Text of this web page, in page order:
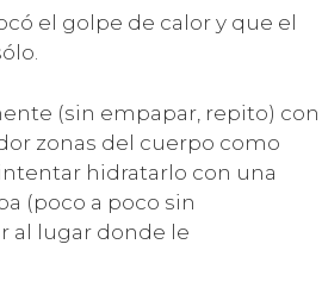
el golpe de calor y que el
(sin empapar, repito) con
zonas del cuerpo como
hidratarlo con una
(poco a poco sin
al lugar donde le